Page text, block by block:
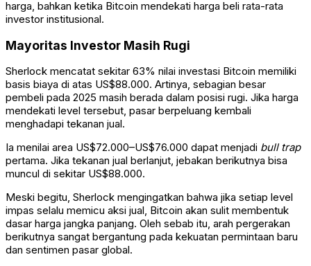
harga, bahkan ketika Bitcoin mendekati harga beli rata-rata
investor institusional.
Mayoritas Investor Masih Rugi
Sherlock mencatat sekitar 63% nilai investasi Bitcoin memiliki
basis biaya di atas US$88.000. Artinya, sebagian besar
pembeli pada 2025 masih berada dalam posisi rugi. Jika harga
mendekati level tersebut, pasar berpeluang kembali
menghadapi tekanan jual.
Ia menilai area US$72.000–US$76.000 dapat menjadi bull trap
pertama. Jika tekanan jual berlanjut, jebakan berikutnya bisa
muncul di sekitar US$88.000.
Meski begitu, Sherlock mengingatkan bahwa jika setiap level
impas selalu memicu aksi jual, Bitcoin akan sulit membentuk
dasar harga jangka panjang. Oleh sebab itu, arah pergerakan
berikutnya sangat bergantung pada kekuatan permintaan baru
dan sentimen pasar global.